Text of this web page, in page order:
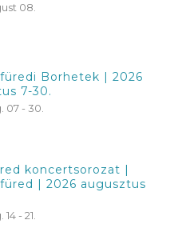
08.
Borhetek | 2026
7-30.
07 - 30.
koncertsorozat |
| 2026 augusztus
- 21.